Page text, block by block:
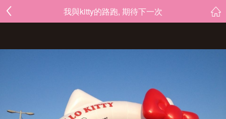
我與kitty的路跑, 期待下一次